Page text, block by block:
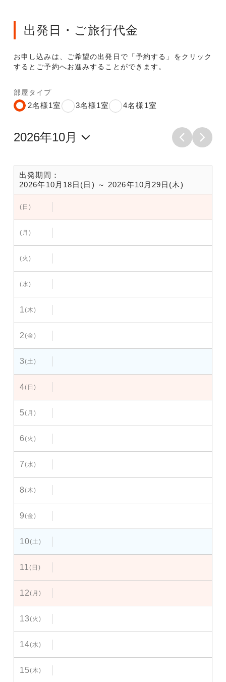
出発日・ご旅行代金
お申し込みは、ご希望の出発日で「予約する」をクリック
するとご予約へお進みすることができます。
部屋タイプ
2名様1室 3名様1室 4名様1室
出発期間：
2026年10月18日(日) ～ 2026年10月29日(木)
(日)
(月)
(火)
(水)
1(木)
2(金)
3(土)
4(日)
5(月)
6(火)
7(水)
8(木)
9(金)
10(土)
11(日)
12(月)
13(火)
14(水)
15(木)